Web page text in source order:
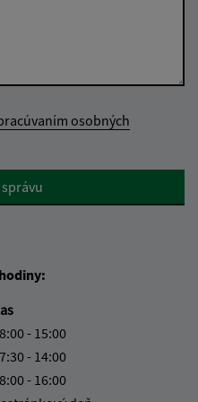
osobných
- 15:00
- 14:00
- 16:00